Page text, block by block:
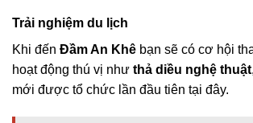
Trải nghiệm du lịch
Khi đến Đầm An Khê bạn sẽ có cơ hội
hoạt động thú vị như thả diều nghệ thuật
mới được tổ chức lần đầu tiên tại đây.